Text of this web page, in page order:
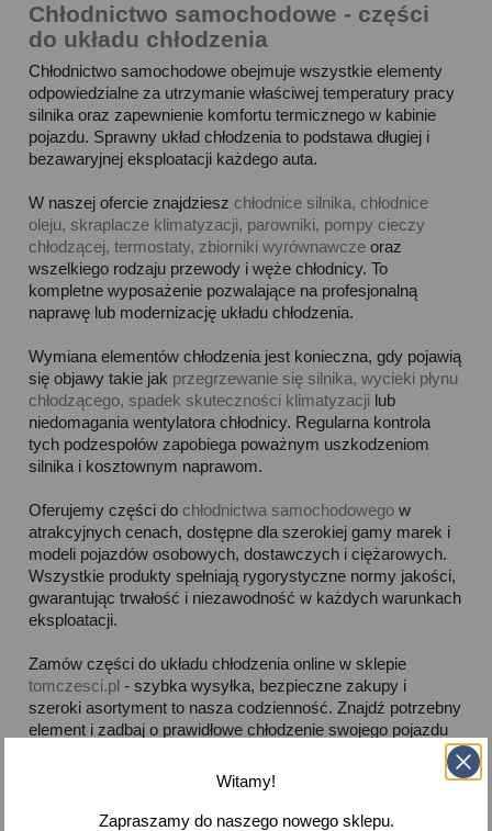
Chłodnictwo samochodowe - części
do układu chłodzenia
Chłodnictwo samochodowe obejmuje wszystkie elementy
odpowiedzialne za utrzymanie właściwej temperatury pracy
silnika oraz zapewnienie komfortu termicznego w kabinie
pojazdu. Sprawny układ chłodzenia to podstawa długiej i
bezawaryjnej eksploatacji każdego auta.
W naszej ofercie znajdziesz chłodnice silnika, chłodnice
oleju, skraplacze klimatyzacji, parowniki, pompy cieczy
chłodzącej, termostaty, zbiorniki wyrównawcze oraz
wszelkiego rodzaju przewody i węże chłodnicy. To
kompletne wyposażenie pozwalające na profesjonalną
naprawę lub modernizację układu chłodzenia.
Wymiana elementów chłodzenia jest konieczna, gdy pojawią
się objawy takie jak przegrzewanie się silnika, wycieki płynu
chłodzącego, spadek skuteczności klimatyzacji lub
niedomagania wentylatora chłodnicy. Regularna kontrola
tych podzespołów zapobiega poważnym uszkodzeniom
silnika i kosztownym naprawom.
Oferujemy części do chłodnictwa samochodowego w
atrakcyjnych cenach, dostępne dla szerokiej gamy marek i
modeli pojazdów osobowych, dostawczych i ciężarowych.
Wszystkie produkty spełniają rygorystyczne normy jakości,
gwarantując trwałość i niezawodność w każdych warunkach
eksploatacji.
Zamów części do układu chłodzenia online w sklepie
tomczesci.pl - szybka wysyłka, bezpieczne zakupy i
szeroki asortyment to nasza codzienność. Znajdź potrzebny
element i zadbaj o prawidłowe chłodzenie swojego pojazdu
Witamy!
Zapraszamy do naszego nowego sklepu.